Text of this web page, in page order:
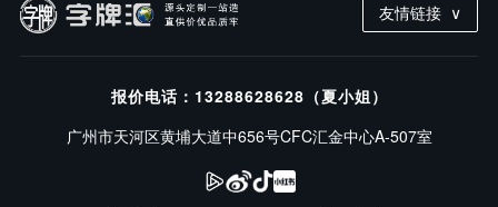
友情链接
报价电话：13288628628（夏小姐）
广州市天河区黄埔大道中656号CFC汇金中心A-507室